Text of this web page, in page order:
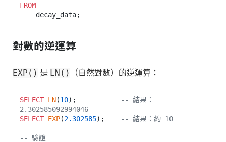
FROM
對數的逆運算
EXP() 是 LN() （自然對數）的逆運算：
SELECT LN(10);
-- 結果：
2.302585092994046
SELECT EXP(2.302585); -- 結果：約 10
-- 驗證